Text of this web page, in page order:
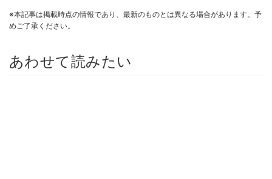
※本記事は掲載時点の情報であり、最新のものとは異なる場合があります。予
めご了承ください。
あわせて読みたい